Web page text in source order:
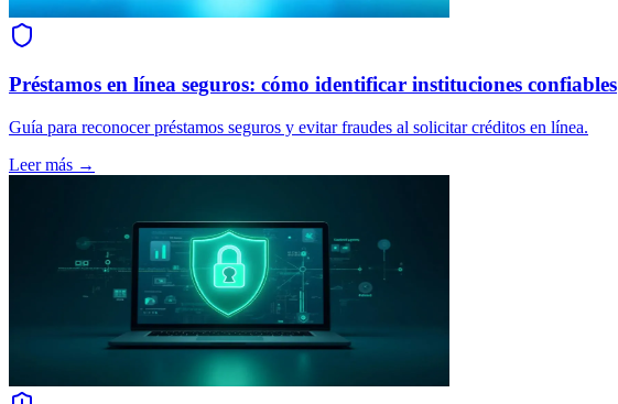
Préstamos en línea seguros: cómo identificar instituciones confiables
Guía para reconocer préstamos seguros y evitar fraudes al solicitar créditos en línea.
Leer más →